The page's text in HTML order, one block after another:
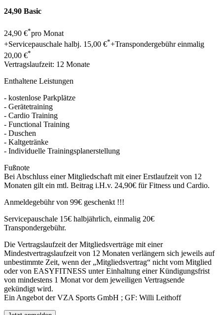
24,90 Basic
24,90 €*pro Monat
+Servicepauschale halbj. 15,00 €*+Transpondergebühr einmalig
20,00 €*
Vertragslaufzeit: 12 Monate
Enthaltene Leistungen
- kostenlose Parkplätze
- Gerätetraining
- Cardio Training
- Functional Training
- Duschen
- Kaltgetränke
- Individuelle Trainingsplanerstellung
Fußnote
Bei Abschluss einer Mitgliedschaft mit einer Erstlaufzeit von 12
Monaten gilt ein mtl. Beitrag i.H.v. 24,90€ für Fitness und Cardio.
Anmeldegebühr von 99€ geschenkt !!!
Servicepauschale 15€ halbjährlich, einmalig 20€
Transpondergebühr.
Die Vertragslaufzeit der Mitgliedsverträge mit einer
Mindestvertragslaufzeit von 12 Monaten verlängern sich jeweils auf
unbestimmte Zeit, wenn der „Mitgliedsvertrag“ nicht vom Mitglied
oder von EASYFITNESS unter Einhaltung einer Kündigungsfrist
von mindestens 1 Monat vor dem jeweiligen Vertragsende
gekündigt wird.
Ein Angebot der VZA Sports GmbH ; GF: Willi Leithoff